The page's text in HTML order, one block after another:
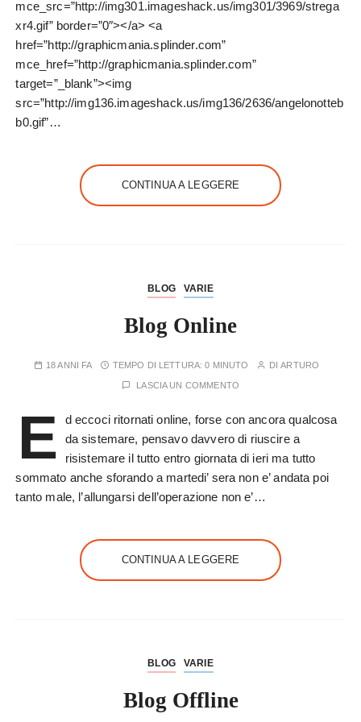
mce_src=”http://img301.imageshack.us/img301/3969/strega
xr4.gif” border=”0″></a> <a
href=”http://graphicmania.splinder.com”
mce_href=”http://graphicmania.splinder.com”
target=”_blank”><img
src=”http://img136.imageshack.us/img136/2636/angelonotteb
b0.gif”…
CONTINUA A LEGGERE
BLOG VARIE
Blog Online
18 ANNI FA TEMPO DI LETTURA:0 MINUTO DIARTURO
LASCIA UN COMMENTO
E
d eccoci ritornati online, forse con ancora qualcosa
da sistemare, pensavo davvero di riuscire a
risistemare il tutto entro giornata di ieri ma tutto
sommato anche sforando a martedi’ sera non e’ andata poi
tanto male, l’allungarsi dell’operazione non e’…
CONTINUA A LEGGERE
BLOG VARIE
Blog Offline